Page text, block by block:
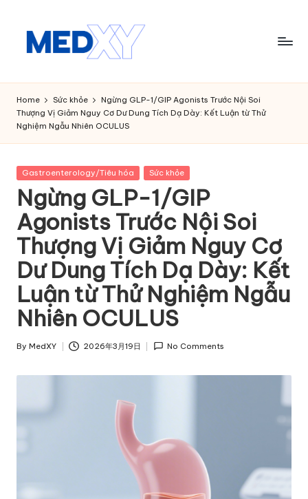
M
e
d
x
y
A
I
Home Sức khỏe
Ngừng GLP-1/GIP Agonists Trước Nội Soi
Thượng Vị Giảm Nguy Cơ Dư Dung Tích Dạ Dày: Kết Luận từ Thử
Nghiệm Ngẫu Nhiên OCULUS
Posted
Gastroenterology/Tiêu hóa Sức khỏe
Ngừng GLP-1/GIP
Agonists Trước Nội Soi
Thượng Vị Giảm Nguy Cơ
Dư Dung Tích Dạ Dày: Kết
Luận từ Thử Nghiệm Ngẫu
Nhiên OCULUS
Posted
By MedXY 2026年3月19日 No Comments